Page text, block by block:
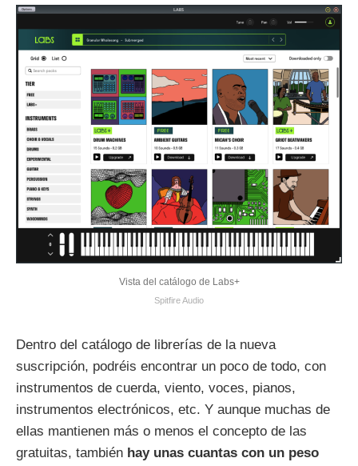
Vista del catálogo de Labs+
Spitfire Audio
Dentro del catálogo de librerías de la nueva
suscripción, podréis encontrar un poco de todo, con
instrumentos de cuerda, viento, voces, pianos,
instrumentos electrónicos, etc. Y aunque muchas de
ellas mantienen más o menos el concepto de las
gratuitas, también hay unas cuantas con un peso